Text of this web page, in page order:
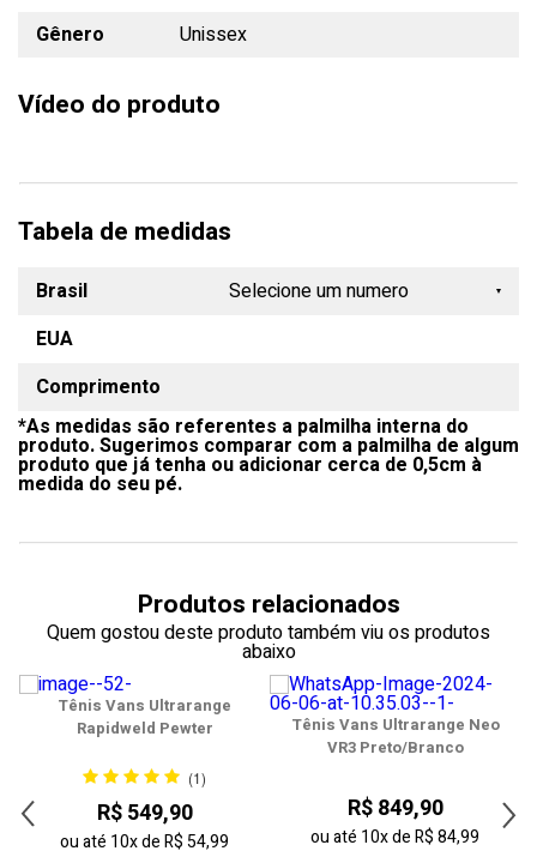
Gênero
Unissex
Vídeo do produto
Tabela de medidas
Brasil
EUA
Comprimento
*As medidas são referentes a palmilha interna do
produto. Sugerimos comparar com a palmilha de algum
produto que já tenha ou adicionar cerca de 0,5cm à
medida do seu pé.
Selecione um numero
35
39
Produtos relacionados
Quem gostou deste produto também viu os produtos
abaixo
Tênis Vans Ultrarange
Rapidweld Pewter
(1)
R$ 549,90
ou até 10xdeR$ 54,99
Tênis Vans Ultrarange Neo
VR3 Preto/Branco
R$ 849,90
ou até 10xdeR$ 84,99